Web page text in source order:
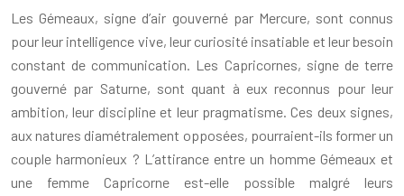
Les Gémeaux, signe d’air gouverné par Mercure, sont connus
pour leur intelligence vive, leur curiosité insatiable et leur besoin
constant de communication. Les Capricornes, signe de terre
gouverné par Saturne, sont quant à eux reconnus pour leur
ambition, leur discipline et leur pragmatisme. Ces deux signes,
aux natures diamétralement opposées, pourraient-ils former un
couple harmonieux ? L’attirance entre un homme Gémeaux et
une femme Capricorne est-elle possible malgré leurs